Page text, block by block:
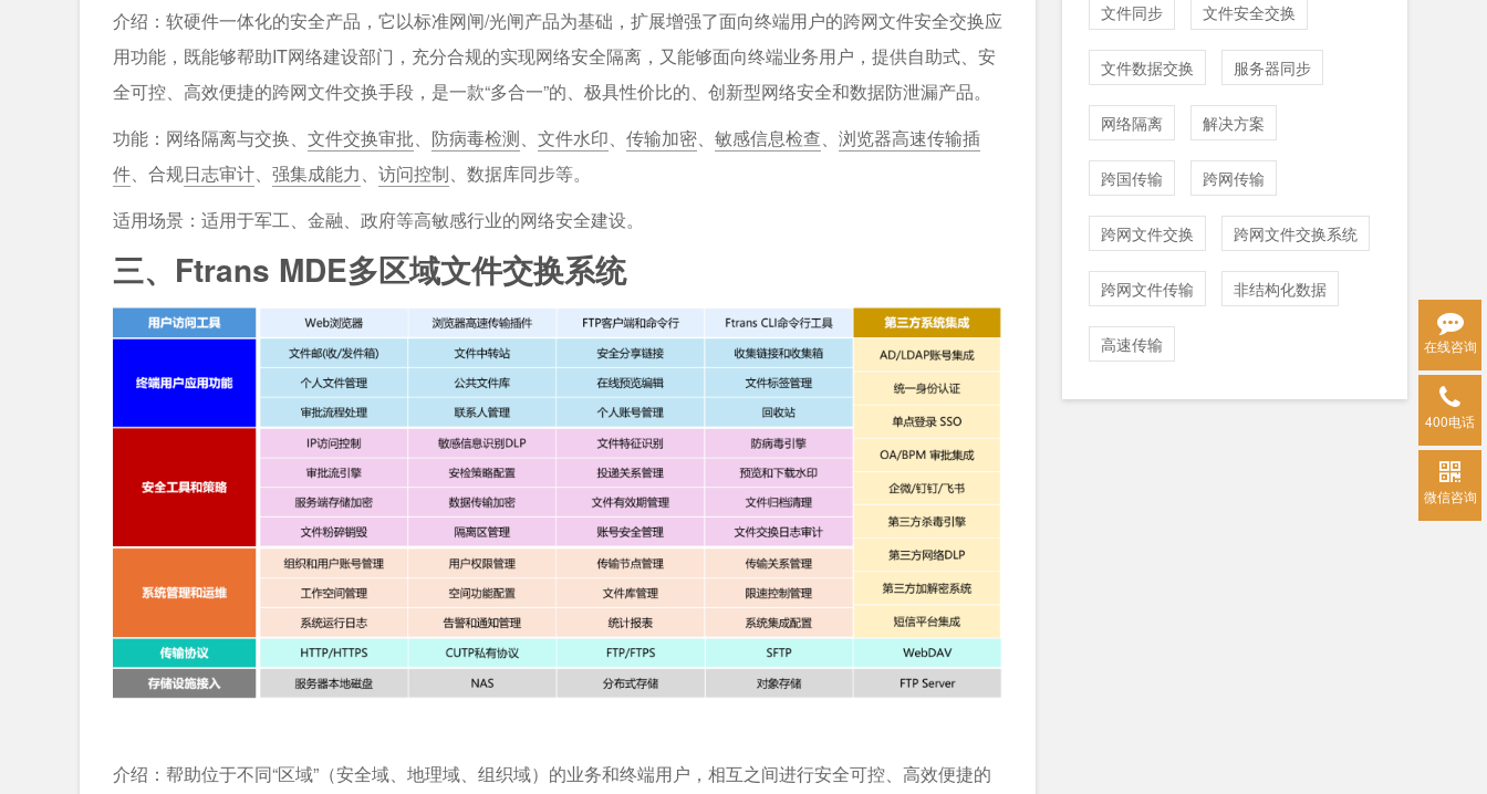
介绍：软硬件一体化的安全产品，它以标准网闸/光闸产品为基础，扩展增强了面向终端用户的跨网文件安全交换应
用功能，既能够帮助IT网络建设部门，充分合规的实现网络安全隔离，又能够面向终端业务用户，提供自助式、安
全可控、高效便捷的跨网文件交换手段，是一款“多合一”的、极具性价比的、创新型网络安全和数据防泄漏产品。
功能：网络隔离与交换、 文件交换审批、 防病毒检测、 文件水印、 传输加密、 敏感信息检查、 浏览器高速传输插
件、合规日志审计、 强集成能力、 访问控制、数据库同步等。
适用场景：适用于军工、金融、政府等高敏感行业的网络安全建设。
三、Ftrans MDE多区域文件交换系统
介绍：帮助位于不同“区域”（安全域、地理域、组织域）的业务和终端用户，相互之间进行安全可控、高效便捷的
文件同步 文件安全交换
文件数据交换 服务器同步
网络隔离 解决方案
跨国传输 跨网传输
跨网文件交换 跨网文件交换系统
跨网文件传输 非结构化数据
高速传输 在线咨询
400电话
微信咨询